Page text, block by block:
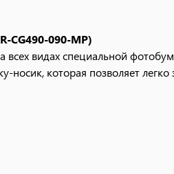
CG490-090-MP)
видах специальной
которая позволяет